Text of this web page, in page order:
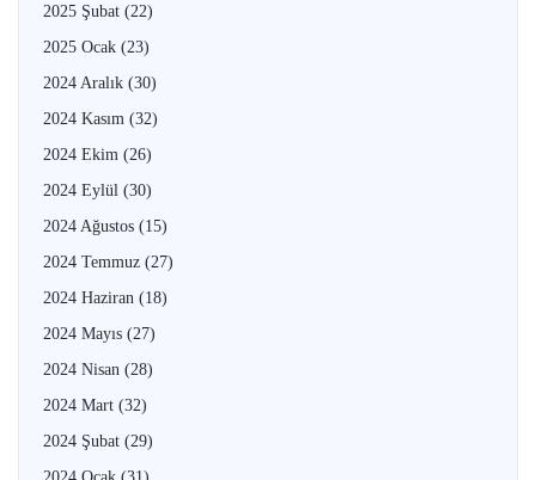
2025 Şubat (22)
2025 Ocak (23)
2024 Aralık (30)
2024 Kasım (32)
2024 Ekim (26)
2024 Eylül (30)
2024 Ağustos (15)
2024 Temmuz (27)
2024 Haziran (18)
2024 Mayıs (27)
2024 Nisan (28)
2024 Mart (32)
2024 Şubat (29)